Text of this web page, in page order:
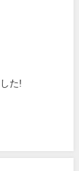
た!